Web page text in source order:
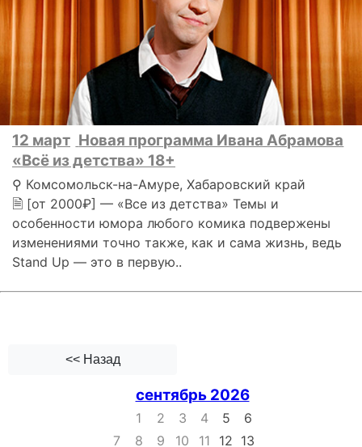
12 март Новая программа Ивана Абрамова
«Всё из детства» 18+
⚲ Комсомольск-на-Амуре, Хабаровский край
🗎 [от 2000₽] — «Все из детства» Темы и
особенности юмора любого комика подвержены
изменениями точно также, как и сама жизнь, ведь
Stand Up — это в первую..
<< Назад
сентябрь 2026
1 2 3 4 5
6
7
8 9 10 11 12 13